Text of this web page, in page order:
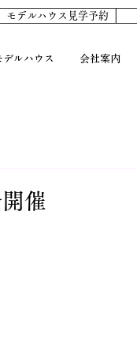
モデルハウス見学予約
デルハウス 会社案内
催